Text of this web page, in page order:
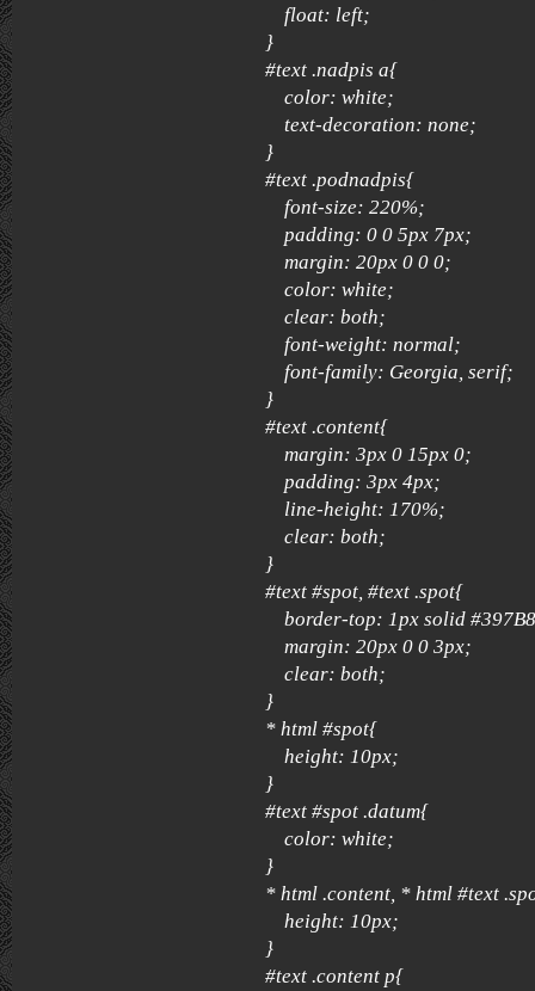
float: left;
}
#text .nadpis a{
color: white;
text-decoration: none;
}
#text .podnadpis{
font-size: 220%;
padding: 0 0 5px 7px;
margin: 20px 0 0 0;
color: white;
clear: both;
font-weight: normal;
font-family: Georgia, serif;
}
#text .content{
margin: 3px 0 15px 0;
padding: 3px 4px;
line-height: 170%;
clear: both;
}
#text #spot, #text .spot{
border-top: 1px solid
margin: 20px 0 0 3px;
clear: both;
}
* html #spot{
height: 10px;
}
#text #spot .datum{
color: white;
}
* html .content, * html #text
height: 10px;
}
#text .content p{